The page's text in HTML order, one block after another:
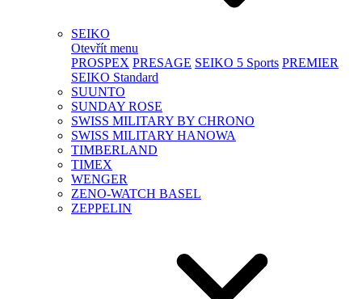
SEIKO
Otevřít menu
PROSPEX PRESAGE SEIKO 5 Sports PREMIER
SEIKO Standard
SUUNTO
SUNDAY ROSE
SWISS MILITARY BY CHRONO
SWISS MILITARY HANOWA
TIMBERLAND
TIMEX
WENGER
ZENO-WATCH BASEL
ZEPPELIN